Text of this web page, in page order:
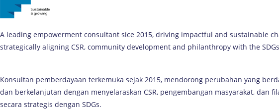
A leading empowerment consultant sice 2015, driving impactful and sustainable
strategically aligning CSR, community development and philanthropy with the
Konsultan pemberdayaan terkemuka sejak 2015, mendorong perubahan yang
dan berkelanjutan dengan menyelaraskan CSR, pengembangan masyarakat, dan
secara strategis dengan SDGs.